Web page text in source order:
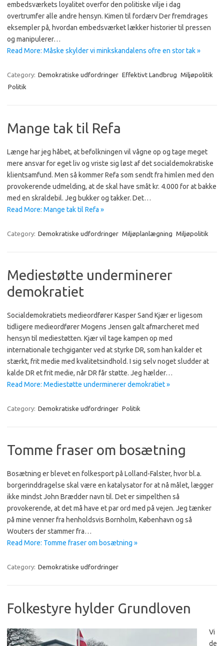
embedsværkets loyalitet overfor den politiske vilje i dag
overtrumfer alle andre hensyn. Kimen til fordærv Der fremdrages
eksempler på, hvordan embedsværket lækker historier til pressen
og manipulerer…
Read More: Måske skylder vi minkskandalens ofre en stor tak »
Category: Demokratiske udfordringer Effektivt Landbrug Miljøpolitik
Politik
Mange tak til Refa
Længe har jeg håbet, at befolkningen vil vågne op og tage meget
mere ansvar for eget liv og vriste sig løst af det socialdemokratiske
klientsamfund. Men så kommer Refa som sendt fra himlen med den
provokerende udmelding, at de skal have småt kr. 4.000 for at bakke
med en skraldebil. Jeg bukker og takker. Det…
Read More: Mange tak til Refa »
Category: Demokratiske udfordringer Miljøplanlægning Miljøpolitik
Mediestøtte underminerer
demokratiet
Socialdemokratiets medieordfører Kasper Sand Kjær er ligesom
tidligere medieordfører Mogens Jensen galt afmarcheret med
hensyn til mediestøtten. Kjær vil tage kampen op med
internationale techgiganter ved at styrke DR, som han kalder et
stærkt, frit medie med kvalitetsindhold. I sig selv noget sludder at
kalde DR et frit medie, når DR får støtte. Jeg hælder…
Read More: Mediestøtte underminerer demokratiet »
Category: Demokratiske udfordringer Politik
Tomme fraser om bosætning
Bosætning er blevet en folkesport på Lolland-Falster, hvor bl.a.
borgerinddragelse skal være en katalysator for at nå målet, lægger
ikke mindst John Brædder navn til. Det er simpelthen så
provokerende, at det må have et par ord med på vejen. Jeg tænker
på mine venner fra henholdsvis Bornholm, København og så
Wouters der stammer fra…
Read More: Tomme fraser om bosætning »
Category: Demokratiske udfordringer
Folkestyre hylder Grundloven
Vi
de